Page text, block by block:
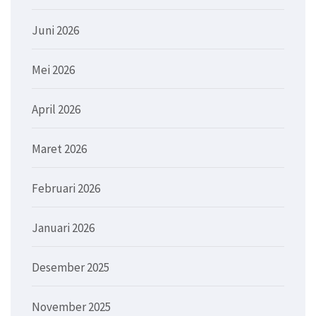
Juni 2026
Mei 2026
April 2026
Maret 2026
Februari 2026
Januari 2026
Desember 2025
November 2025